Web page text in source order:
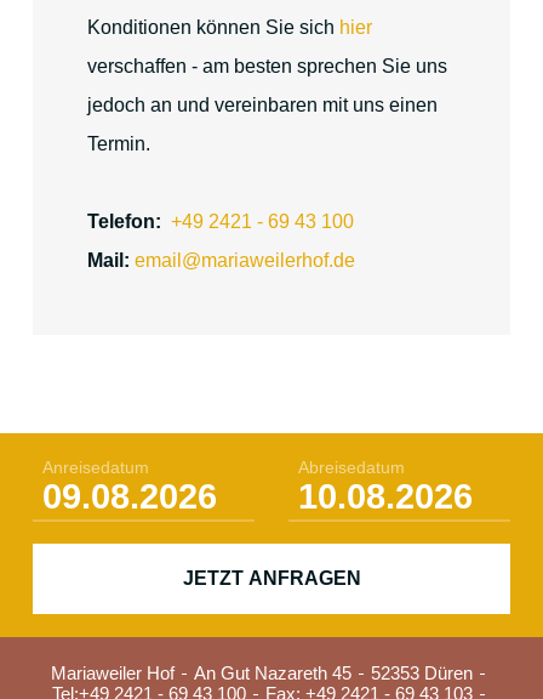
Konditionen können Sie sich hier
verschaffen - am besten sprechen Sie uns
jedoch an und vereinbaren mit uns einen
Termin.
Telefon: +49 2421 - 69 43 100
Mail: email@mariaweilerhof.de
Anreisedatum Abreisedatum
JETZT ANFRAGEN
Mariaweiler Hof An Gut Nazareth 45
52353 Düren
Tel:+49 2421 - 69 43 100 Fax: +49 2421 - 69 43 103